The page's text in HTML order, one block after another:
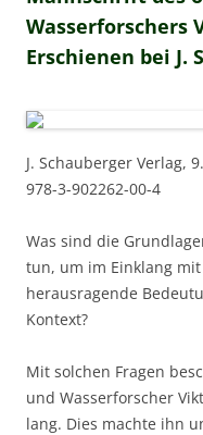
Wasserforschers
Erschienen bei J.
J. Schauberger Verlag,
978-3-902262-00-4
Was sind die
tun, um im Einklang
herausragende
Kontext?
Mit solchen Fragen
und Wasserforscher
lang. Dies machte ihn